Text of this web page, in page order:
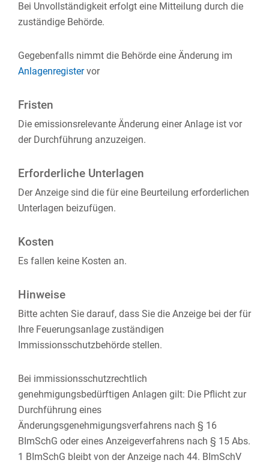
Bei Unvollständigkeit erfolgt eine Mitteilung durch die
zuständige Behörde.
Gegebenfalls nimmt die Behörde eine Änderung im
Anlagenregistervor
Fristen
Die emissionsrelevante Änderung einer Anlage ist vor
der Durchführung anzuzeigen.
Erforderliche Unterlagen
Der Anzeige sind die für eine Beurteilung erforderlichen
Unterlagen beizufügen.
Kosten
Es fallen keine Kosten an.
Hinweise
Bitte achten Sie darauf, dass Sie die Anzeige bei der für
Ihre Feuerungsanlage zuständigen
Immissionsschutzbehörde stellen.
Bei immissionsschutzrechtlich
genehmigungsbedürftigen Anlagen gilt: Die Pflicht zur
Durchführung eines
Änderungsgenehmigungsverfahrens nach § 16
BImSchG oder eines Anzeigeverfahrens nach § 15 Abs.
1 BImSchG bleibt von der Anzeige nach 44. BImSchV